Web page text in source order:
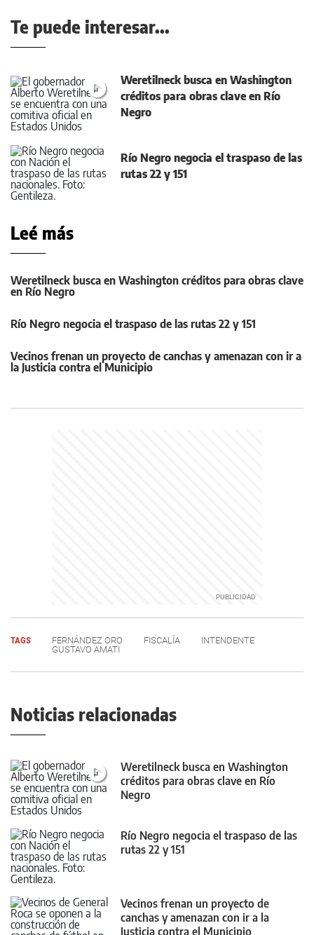
Te puede interesar...
Weretilneck busca en Washington
créditos para obras clave en Río
Negro
Río Negro negocia el traspaso de las
rutas 22 y 151
Leé más
Weretilneck busca en Washington créditos para obras clave
en Río Negro
Río Negro negocia el traspaso de las rutas 22 y 151
Vecinos frenan un proyecto de canchas y amenazan con ir a
la Justicia contra el Municipio
TAGS FERNÁNDEZ ORO FISCALÍA
INTENDENTE
GUSTAVO AMATI
Noticias relacionadas
Weretilneck busca en Washington
créditos para obras clave en Río
Negro
Río Negro negocia el traspaso de las
rutas 22 y 151
Vecinos frenan un proyecto de
canchas y amenazan con ir a la
Justicia contra el Municipio